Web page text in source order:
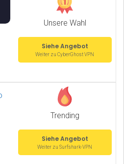
Unsere Wahl
Siehe Angebot
Weiter zu CyberGhost VPN
Trending
Siehe Angebot
Weiter zu Surfshark-VPN